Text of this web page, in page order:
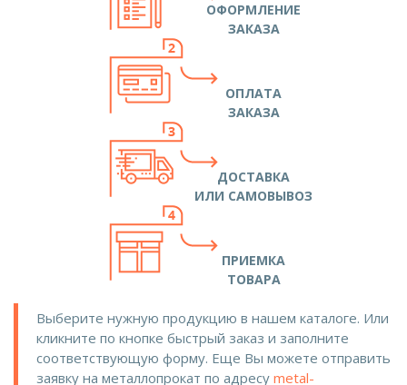
ОФОРМЛЕНИЕ
ЗАКАЗА
ОПЛАТА
ЗАКАЗА
ДОСТАВКА
ИЛИ САМОВЫВОЗ
ПРИЕМКА
ТОВАРА
Выберите нужную продукцию в нашем каталоге. Или
кликните по кнопке быстрый заказ и заполните
соответствующую форму. Еще Вы можете отправить
заявку на металлопрокат по адресу metal-